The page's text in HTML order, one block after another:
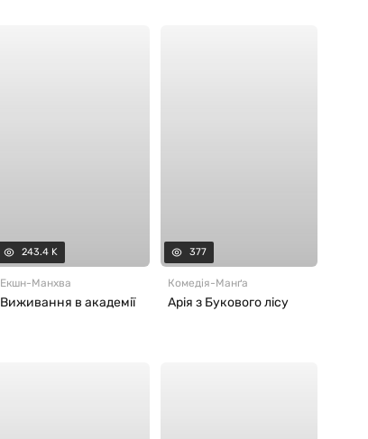
243.4 K
Екшн-Манхва
Виживання в академії
377
Комедія-Манґа
Арія з Букового лісу